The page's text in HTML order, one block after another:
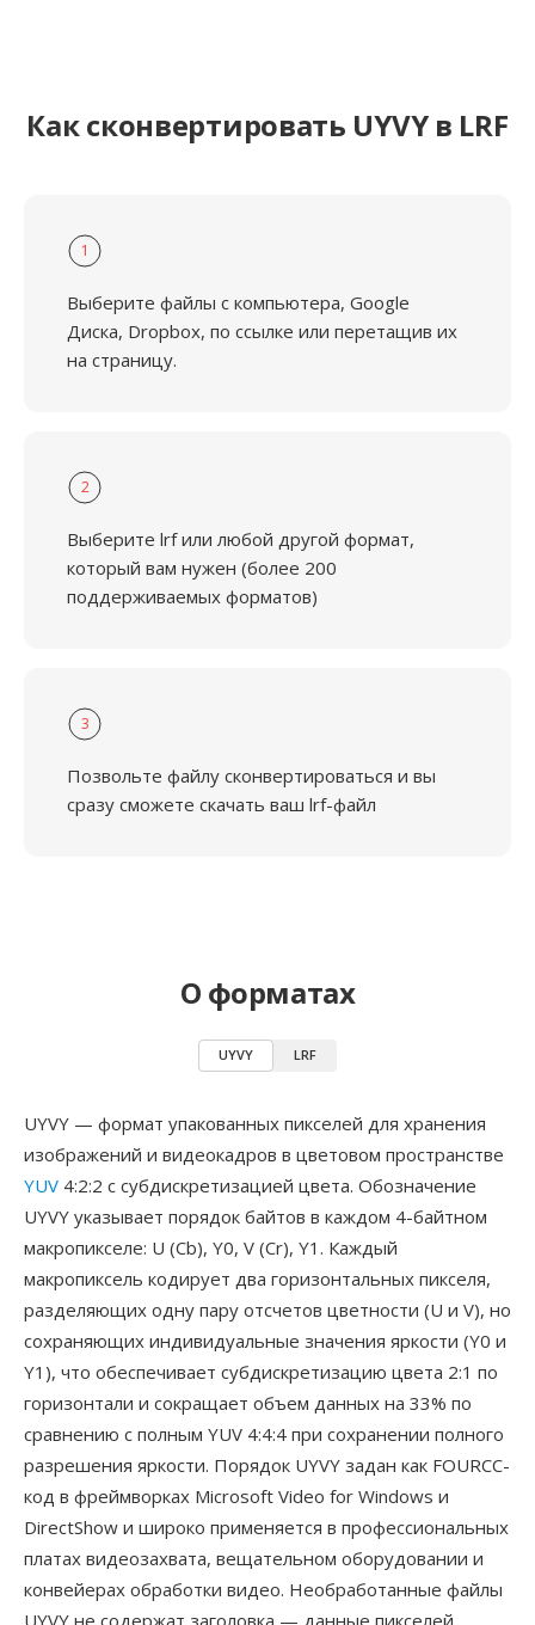
Как сконвертировать UYVY в LRF
1
Выберите файлы с компьютера, Google
Диска, Dropbox, по ссылке или перетащив их
на страницу.
2
Выберите lrf или любой другой формат,
который вам нужен (более 200
поддерживаемых форматов)
3
Позвольте файлу сконвертироваться и вы
сразу сможете скачать ваш lrf-файл
О форматах
UYVY LRF
UYVY — формат упакованных пикселей для хранения
изображений и видеокадров в цветовом пространстве
YUV 4:2:2 с субдискретизацией цвета. Обозначение
UYVY указывает порядок байтов в каждом 4-байтном
макропикселе: U (Cb), Y0, V (Cr), Y1. Каждый
макропиксель кодирует два горизонтальных пикселя,
разделяющих одну пару отсчетов цветности (U и V), но
сохраняющих индивидуальные значения яркости (Y0 и
Y1), что обеспечивает субдискретизацию цвета 2:1 по
горизонтали и сокращает объем данных на 33% по
сравнению с полным YUV 4:4:4 при сохранении полного
разрешения яркости. Порядок UYVY задан как FOURCC-
код в фреймворках Microsoft Video for Windows и
DirectShow и широко применяется в профессиональных
платах видеозахвата, вещательном оборудовании и
конвейерах обработки видео. Необработанные файлы
UYVY не содержат заголовка — данные пикселей